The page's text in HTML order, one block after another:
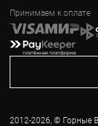
Принимаем к оплате
2012-2026, © Горные